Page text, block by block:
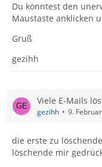
Du könntest den
Maustaste anklicken
Gruß
gezihh
Viele E-Mails
gezihh 9.
die erste zu
löschende mir